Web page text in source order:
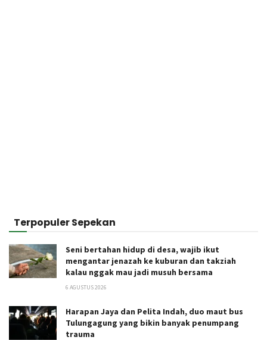
Terpopuler Sepekan
Seni bertahan hidup di desa, wajib ikut
mengantar jenazah ke kuburan dan takziah
kalau nggak mau jadi musuh bersama
6 AGUSTUS 2026
Harapan Jaya dan Pelita Indah, duo maut bus
Tulungagung yang bikin banyak penumpang
trauma